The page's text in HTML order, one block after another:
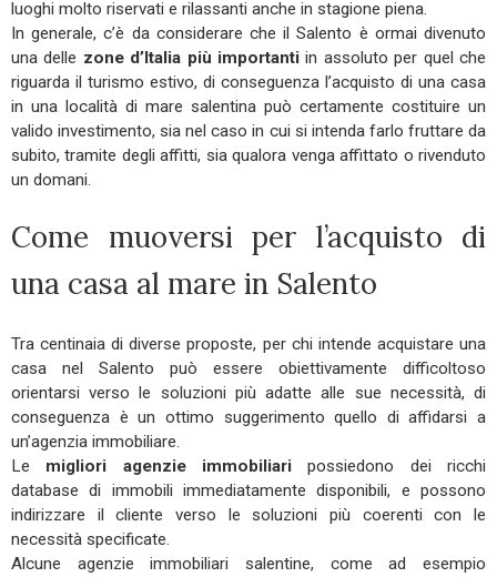
luoghi molto riservati e rilassanti anche in stagione piena.
In generale, c’è da considerare che il Salento è ormai divenuto
una delle zone d’Italia più importanti in assoluto per quel che
riguarda il turismo estivo, di conseguenza l’acquisto di una casa
in una località di mare salentina può certamente costituire un
valido investimento, sia nel caso in cui si intenda farlo fruttare da
subito, tramite degli affitti, sia qualora venga affittato o rivenduto
un domani.
Come muoversi per l’acquisto di
una casa al mare in Salento
Tra centinaia di diverse proposte, per chi intende acquistare una
casa nel Salento può essere obiettivamente difficoltoso
orientarsi verso le soluzioni più adatte alle sue necessità, di
conseguenza è un ottimo suggerimento quello di affidarsi a
un’agenzia immobiliare.
Le migliori agenzie immobiliari possiedono dei ricchi
database di immobili immediatamente disponibili, e possono
indirizzare il cliente verso le soluzioni più coerenti con le
necessità specificate.
Alcune agenzie immobiliari salentine, come ad esempio